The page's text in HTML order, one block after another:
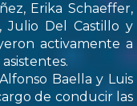
Erika Schaeffer,
Julio Del Castillo y
activamente a
Baella y Luis
de conducir las